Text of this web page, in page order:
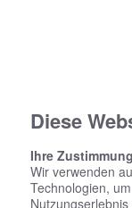
Diese
Ihre
Wir verwenden
Technologien,